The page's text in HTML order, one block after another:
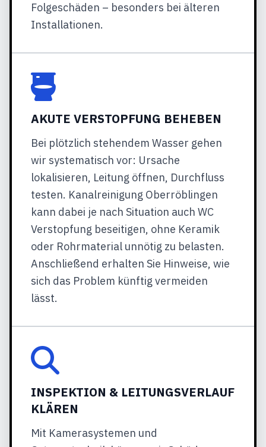
Folgeschäden – besonders bei älteren
Installationen.
AKUTE VERSTOPFUNG BEHEBEN
Bei plötzlich stehendem Wasser gehen
wir systematisch vor: Ursache
lokalisieren, Leitung öffnen, Durchfluss
testen. Kanalreinigung Oberröblingen
kann dabei je nach Situation auch WC
Verstopfung beseitigen, ohne Keramik
oder Rohrmaterial unnötig zu belasten.
Anschließend erhalten Sie Hinweise, wie
sich das Problem künftig vermeiden
lässt.
INSPEKTION & LEITUNGSVERLAUF
KLÄREN
Mit Kamerasystemen und